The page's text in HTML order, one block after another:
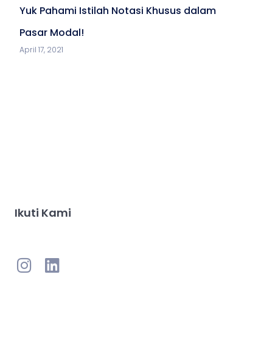
Yuk Pahami Istilah Notasi Khusus dalam
Pasar Modal!
April 17, 2021
Ikuti Kami